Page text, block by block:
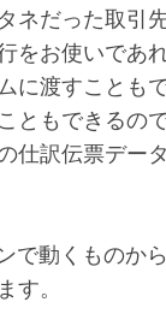
ネだった取引
をお使いであ
に渡すことも
ともできるの
仕訳伝票デー
で動くものか
す。